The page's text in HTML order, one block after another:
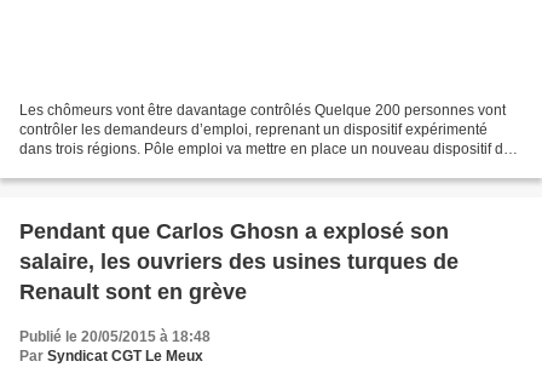
Les chômeurs vont être davantage contrôlés Quelque 200 personnes vont
contrôler les demandeurs d’emploi, reprenant un dispositif expérimenté
dans trois régions. Pôle emploi va mettre en place un nouveau dispositif de
Pendant que Carlos Ghosn a explosé son
salaire, les ouvriers des usines turques de
Renault sont en grève
Publié le 20/05/2015 à 18:48
Par Syndicat CGT Le Meux